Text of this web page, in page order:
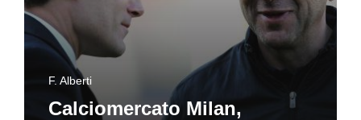
F. Alberti
Calciomercato Milan,